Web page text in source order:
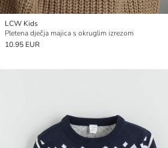
LCW Kids
Pletena dječja majica s okruglim izrezom
10.95 EUR